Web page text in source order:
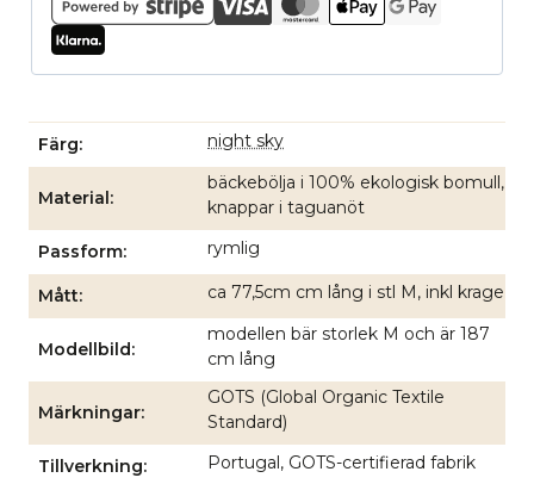
Färg night sky
Material
bäckebölja i 100% ekologisk bomull,
knappar i taguanöt
Passform rymlig
Mått ca 77,5cm cm lång i stl M, inkl krage
Modellbild
modellen bär storlek M och är 187
cm lång
Märkningar
GOTS (Global Organic Textile
Standard)
Tillverkning Portugal, GOTS-certifierad fabrik